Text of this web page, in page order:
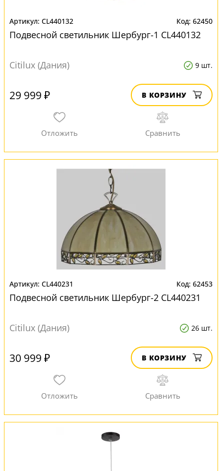
CL440132 62450
Подвесной светильник Шербург-1 CL440132
Citilux (Дания) 9 шт.
29 999 ₽ В КОРЗИНУ
CL440231 62453
Подвесной светильник Шербург-2 CL440231
Citilux (Дания) 26 шт.
30 999 ₽ В КОРЗИНУ